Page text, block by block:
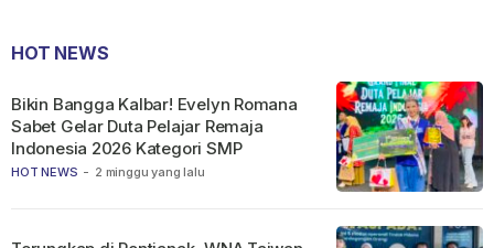
HOT NEWS
HOT NEWS - 2 minggu yang lalu
Bikin Bangga Kalbar! Evelyn Romana
Sabet Gelar Duta Pelajar Remaja
Indonesia 2026 Kategori SMP